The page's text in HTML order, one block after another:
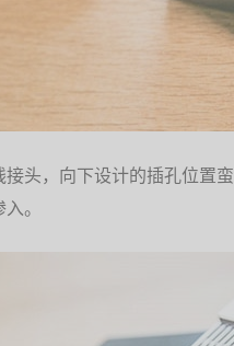
头，向下设计的插孔位置
。